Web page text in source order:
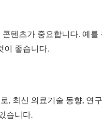
텐츠가 중요합니다. 예를
이 좋습니다.
, 최신 의료기술 동향, 연
습니다.